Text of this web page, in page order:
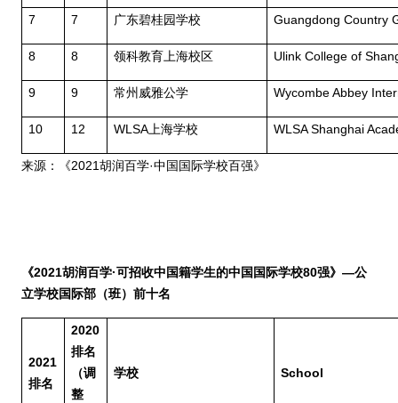
7 7 广东碧桂园学校 Guangdong Country
8 8 领科教育上海校区 Ulink College of
9 9 常州威雅公学 Wycombe Abbey
10 12 WLSA 上海学校 WLSA Shanghai
来源：《2021胡润百学·中国国际学校百强》
《2021胡润百学·可招收中国籍学生的中国国际学校80强》 —公
立学校国际部 （班）前十名
2021
排名
2020
排名
（调
整
学校 School